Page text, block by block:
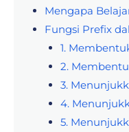
Mengapa
Fungsi Prefix
1.
2.
3.
4.
5.